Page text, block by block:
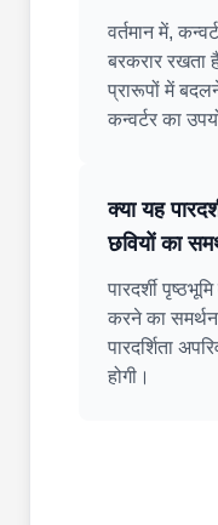
वर्तमान में,
बरकरार रखता
प्रारूपों में
कन्वर्टर का
क्या यह
छवियों का
पारदर्शी
करने का
पारदर्शिता
होगी।